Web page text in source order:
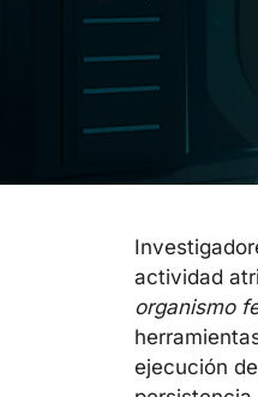
actividad
organismo
ejecución